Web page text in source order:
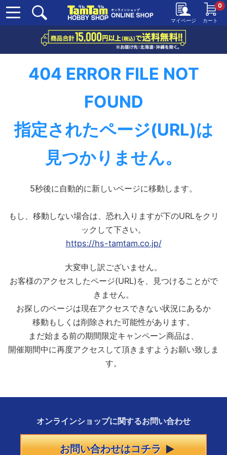
マイページ カート
0
404 ERROR FILE NOT
FOUND
指定されたページ(URL)は
見つかりません。
5秒後に自動的に新しいページに移動します。
もし、移動しない場合は、恐れ入りますが下のURLをクリ
ックして下さい。
https://hs-tamtam.co.jp/
大変申し訳ございません。
お客様のアクセスしたページ(URL)を、見つけることがで
きません。
お探しのページは現在アクセスできない状況にあるか
移動もしくは削除された可能性があります。
まだ始まる前の期間限定キャンペーン商品は、
開催期間中に再度アクセスして頂きますようお願い致しま
す。
オンラインショップに関するお問い合わせ
お問い合わせはコチラ